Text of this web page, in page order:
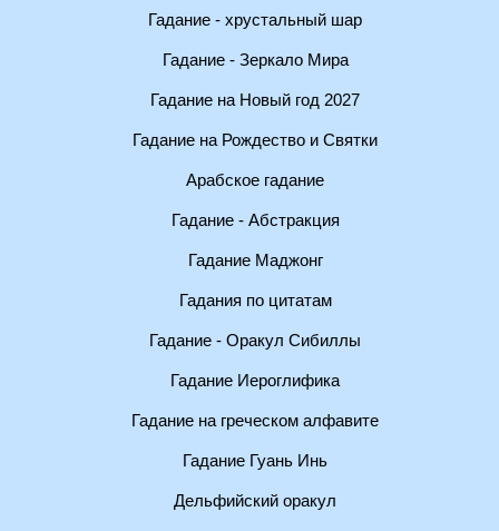
Гадание - хрустальный шар
Гадание - Зеркало Мира
Гадание на Новый год 2027
Гадание на Рождество и Святки
Арабское гадание
Гадание - Абстракция
Гадание Маджонг
Гадания по цитатам
Гадание - Оракул Сибиллы
Гадание Иероглифика
Гадание на греческом алфавите
Гадание Гуань Инь
Дельфийский оракул